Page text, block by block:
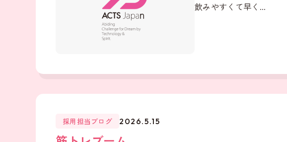
飲みやすくて早く...
採用担当ブログ 2026.5.15